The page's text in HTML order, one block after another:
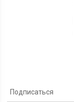
Подписаться